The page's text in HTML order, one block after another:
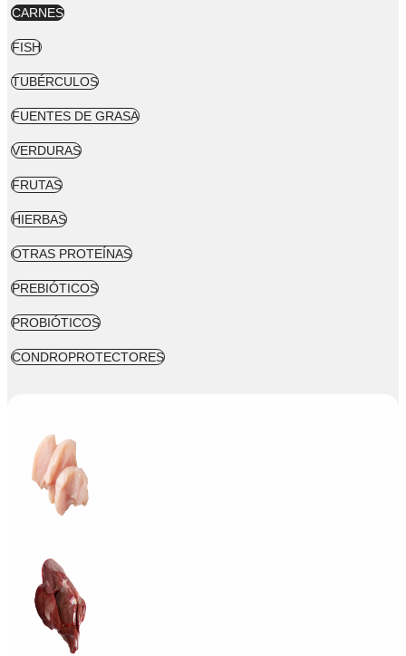
CARNES
FISH
TUBÉRCULOS
FUENTES DE GRASA
VERDURAS
FRUTAS
HIERBAS
OTRAS PROTEÍNAS
PREBIÓTICOS
PROBIÓTICOS
CONDROPROTECTORES